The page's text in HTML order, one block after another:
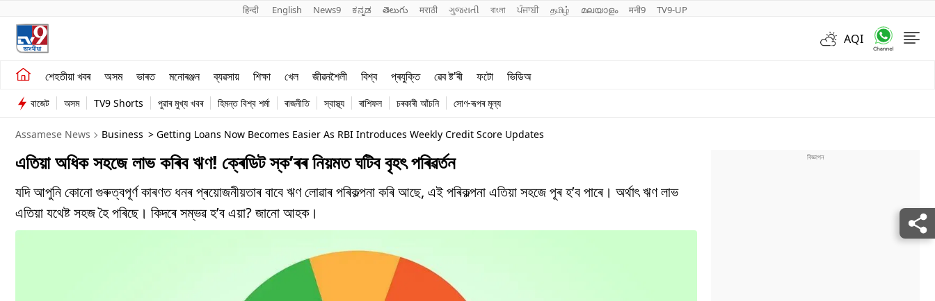
हिन्दी English News9 ಕನ್ನಡ తెలుగు मराठी ગુજરાતી বাংলা ਪੰਜਾਬੀ தமிழ் മലയാളം मनी9 TV9-UP
AQI
শেহতীয়া খবৰ অসম ভাৰত মনোৰঞ্জন ব্যৱসায় শিক্ষা খেল জীৱনশৈলী বিশ্ব প্ৰযুক্তি ৱেব ষ্ট'ৰী ফটো ভিডিঅ
শেহতীয়া খবৰ
অসম
ভাৰত
ব্যৱসায়
খেল
জীৱনশৈলী
বাজেট অসম TV9 Shorts পুৱাৰ মুখ্য খবৰ হিমন্ত বিশ্ব শৰ্মা ৰাজনীতি স্বাস্থ্য ৰাশিফল চৰকাৰী আঁচনি সোণ-ৰূপৰ মূল্য
Assamese News Business > Getting Loans Now Becomes Easier As RBI Introduces Weekly Credit Score Updates
এতিয়া অধিক সহজে লাভ কৰিব ঋণ! ক্ৰেডিট স্ক’ৰৰ নিয়মত ঘটিব বৃহৎ পৰিৱৰ্তন
যদি আপুনি কোনো গুৰুত্বপূৰ্ণ কাৰণত ধনৰ প্ৰয়োজনীয়তাৰ বাবে ঋণ লোৱাৰ পৰিকল্পনা কৰি আছে, এই পৰিকল্পনা এতিয়া সহজে পূৰ হ’ব পাৰে। অৰ্থাৎ ঋণ লাভ
এতিয়া যথেষ্ট সহজ হৈ পৰিছে। কিদৰে সম্ভৱ হ’ব এয়া? জানো আহক।